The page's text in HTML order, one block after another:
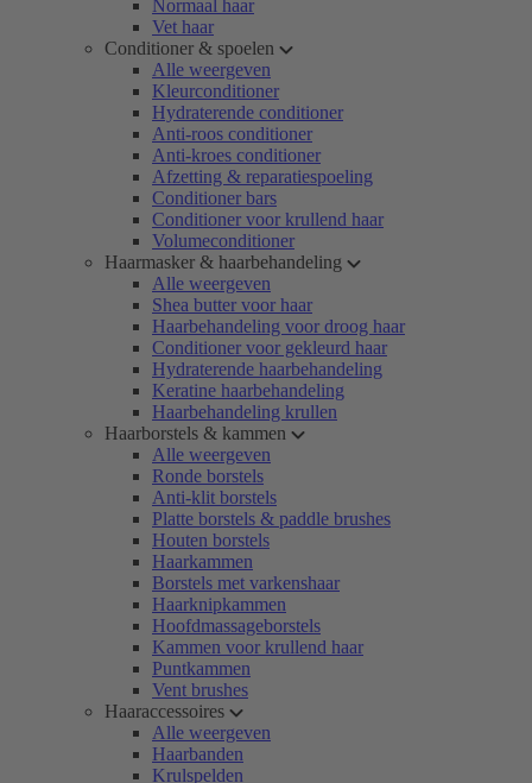
Normaal haar
Vet haar
Conditioner & spoelen
Alle weergeven
Kleurconditioner
Hydraterende conditioner
Anti-roos conditioner
Anti-kroes conditioner
Afzetting & reparatiespoeling
Conditioner bars
Conditioner voor krullend haar
Volumeconditioner
Haarmasker & haarbehandeling
Alle weergeven
Shea butter voor haar
Haarbehandeling voor droog haar
Conditioner voor gekleurd haar
Hydraterende haarbehandeling
Keratine haarbehandeling
Haarbehandeling krullen
Haarborstels & kammen
Alle weergeven
Ronde borstels
Anti-klit borstels
Platte borstels & paddle brushes
Houten borstels
Haarkammen
Borstels met varkenshaar
Haarknipkammen
Hoofdmassageborstels
Kammen voor krullend haar
Puntkammen
Vent brushes
Haaraccessoires
Alle weergeven
Haarbanden
Krulspelden